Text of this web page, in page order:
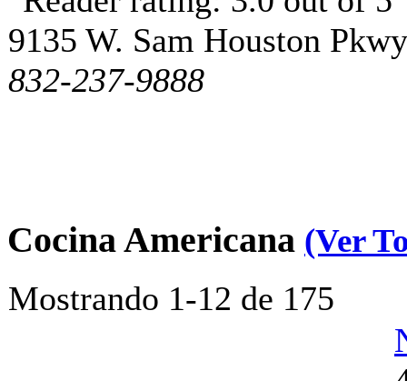
9135 W. Sam Houston
832-237-9888
Cocina Americana (Ver
Mostrando 1-12 de 175